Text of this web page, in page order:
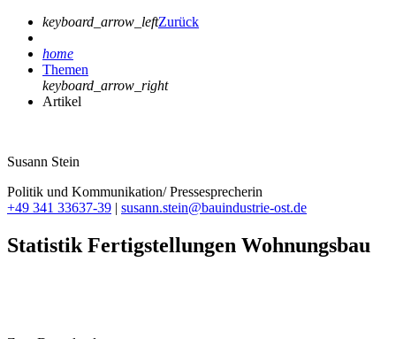
keyboard_arrow_leftZurück
home
Themen
keyboard_arrow_right
Artikel
Susann Stein
Politik und Kommunikation/ Pressesprecherin
+49 341 33637-39 | susann.stein@bauindustrie-ost.de
Statistik Fertigstellungen Wohnungsbau